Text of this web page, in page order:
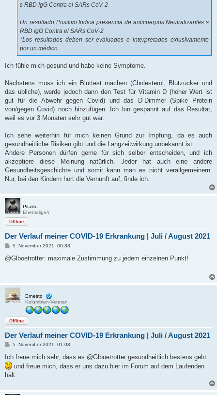
s RBD IgG Contra el SARs CoV-2
Un resultado Positivo Indica presencia de anticuerpos Neutralizantes s
RBD IgG Contra el SARs CoV-2
*Los resultados deben ser evaluados e interpretados exlusivamente
por un médico.
Ich fühle mich gesund und habe keine Symptome.
Nächstens muss ich ein Bluttest machen (Cholesterol, Blutzucker und
das übliche), werde jedoch dann den Test für Vitamin D (höher Wert ist
gut für die Abwehr gegen Covid) und das D-Dimmer (Spike Protein
von/gegen Covid) noch hinzufügen. Ich bin gespannt auf das Resultat,
weil es vor 3 Monaten sehr gut war.
Ich sehe weiterhin für mich keinen Grund zur Impfung, da es auch
gesundheitliche Risiken gibt und die Langzeitwirkung unbekannt ist.
Andere Personen dürfen gerne für sich selber entscheiden, und ich
akzeptiere diese Meinung natürlich. Jeder hat auch eine andere
Gesundheitsgeschichte und somit kann man es nicht verallgemeinern.
Nur, bei den Kindern hört die Vernunft auf, finde ich.
Pitalito
Ehemalige/r
Offline
Der Verlauf meiner COVID-19 Erkrankung | Juli / August 2021
B
i
5. November 2021, 00:33
@Glboetrotter: maximale Zustimmung zu jedem einzelnen Punkt!
Ernesto
Kolumbien-Veteran
Offline
Der Verlauf meiner COVID-19 Erkrankung | Juli / August 2021
B
i
t
r
a
g
5. November 2021, 01:03
Ich freue mich sehr, dass es @Glboetrotter gesundheitlich bestens geht
und freue mich, dass er uns dazu hier im Forum auf dem Laufenden
hält.